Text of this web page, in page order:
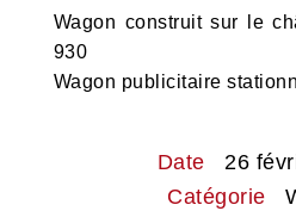
Wagon construit sur le
930
Wagon publicitaire
Date 26
Catégorie